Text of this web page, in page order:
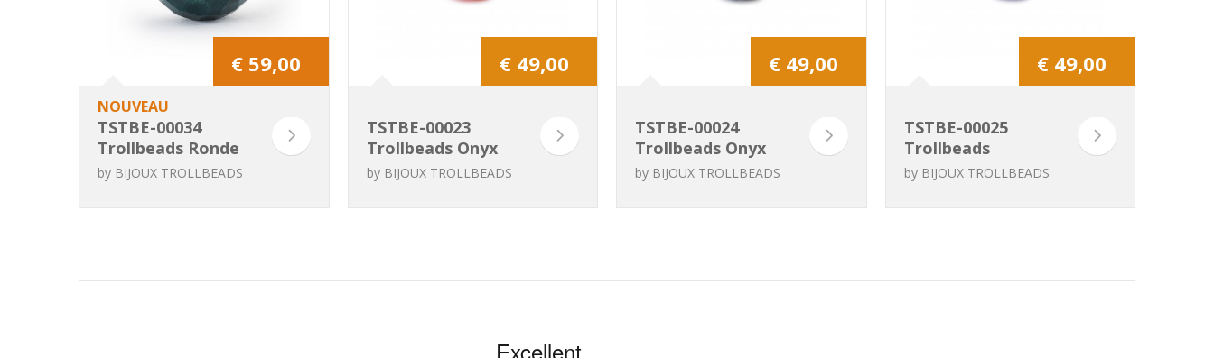
€ 59,00
NOUVEAU
TSTBE-00034
Trollbeads Ronde
Calcédoine verte
by BIJOUX TROLLBEADS
€ 49,00
TSTBE-00023
Trollbeads Onyx
rouge rond
by BIJOUX TROLLBEADS
€ 49,00
TSTBE-00024
Trollbeads Onyx
noir rond
by BIJOUX TROLLBEADS
€ 49,00
TSTBE-00025
Trollbeads
Améthyste rond
by BIJOUX TROLLBEADS